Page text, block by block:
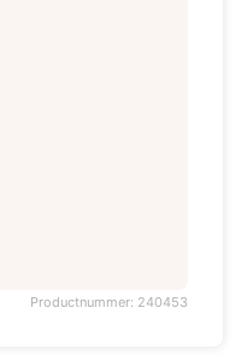
Productnummer: 240453